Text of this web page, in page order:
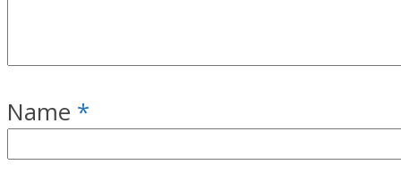
Name *